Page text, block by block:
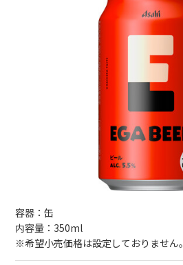
容器：缶
内容量：350ml
※希望小売価格は設定しておりません。